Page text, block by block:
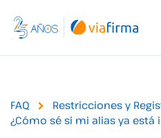
contenido
FAQ
Restricciones y
¿Cómo sé si mi alias ya está